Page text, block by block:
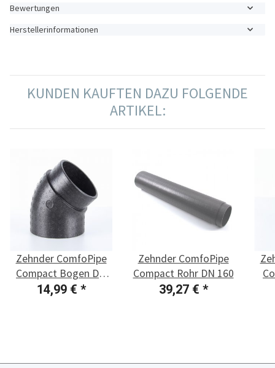
Bewertungen
Herstellerinformationen
KUNDEN KAUFTEN DAZU FOLGENDE
ARTIKEL:
Zehnder ComfoPipe
Compact Bogen DN
160
14,99 € *
Zehnder ComfoPipe
Compact Rohr DN 160
39,27 € *